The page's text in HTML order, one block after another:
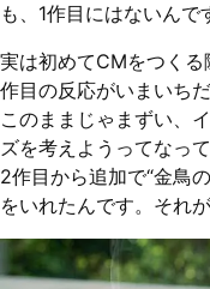
も、1作目にはないんで
実は初めてCMをつく
作目の反応がいまいちだ
このままじゃまずい、
ズを考えようってなって
2作目から追加で“金鳥
をいれたんです。それ